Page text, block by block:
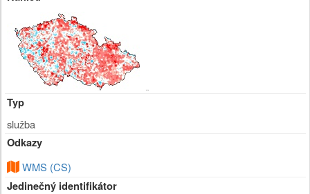
Typ
služba
Odkazy
WMS (CS)
Jedinečný identifikátor